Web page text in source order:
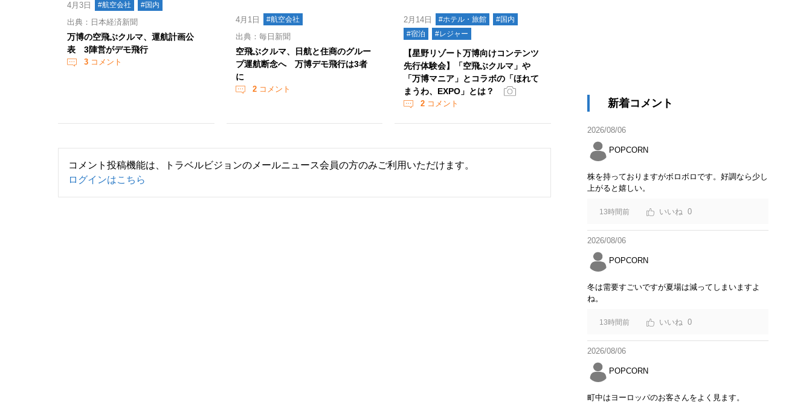
4月3日 #航空会社 #国内
出典：日本経済新聞
万博の空飛ぶクルマ、運航計画公
表 3陣営がデモ飛行
3 コメント
4月1日 #航空会社
出典：毎日新聞
空飛ぶクルマ、日航と住商のグルー
プ運航断念へ 万博デモ飛行は3者
に
2コメント
2月14日 #ホテル・旅館
#国内
#宿泊
#レジャー
【星野リゾート万博向けコンテンツ
先行体験会】「空飛ぶクルマ」や
「万博マニア」とコラボの「ほれて
まうわ、EXPO」とは？
2 コメント
コメント投稿機能は、トラベルビジョンのメールニュース会員の方のみご利用いただけます。
ログインはこちら
新着コメント
2026/08/06
POPCORN
株を持っておりますがボロボロです。好調なら少し
上がると嬉しい。
13時間前 0
2026/08/06
POPCORN
冬は需要すごいですが夏場は減ってしまいますよ
ね。
13時間前 0
2026/08/06
POPCORN
町中はヨーロッパのお客さんをよく見ます。